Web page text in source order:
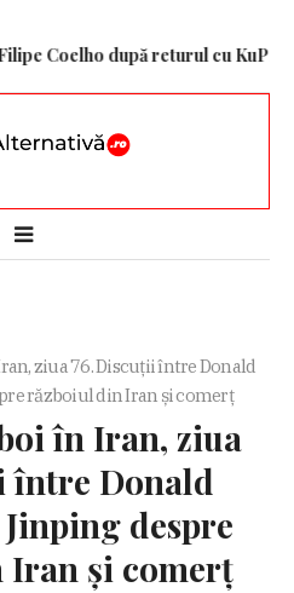
după returul cu KuPS
ziua 76. Discuții între Donald
războiul din Iran și comerț
în Iran, ziua
între Donald
despre
și comerț